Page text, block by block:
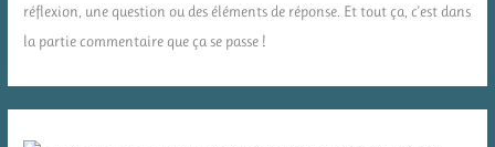
réflexion, une question ou des éléments de réponse. Et tout ça, c'est dans
la partie commentaire que ça se passe !